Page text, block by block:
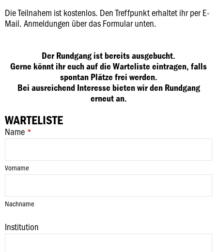
Die Teilnahem ist kostenlos. Den Treffpunkt erhaltet ihr per E-
Mail. Anmeldungen über das Formular unten.
Der Rundgang ist bereits ausgebucht.
Gerne könnt ihr euch auf die Warteliste eintragen, falls
spontan Plätze frei werden.
Bei ausreichend Interesse bieten wir den Rundgang
erneut an.
WARTELISTE
Name *
Vorname
Nachname
Institution